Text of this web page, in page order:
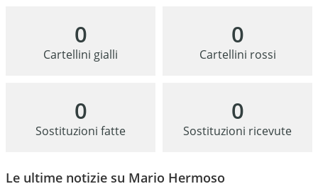
0
Cartellini gialli
0
Cartellini rossi
0
Sostituzioni fatte
0
Sostituzioni ricevute
Le ultime notizie su Mario Hermoso